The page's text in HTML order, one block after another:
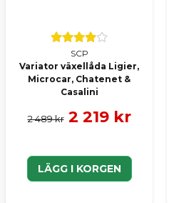
SCP
Variator växellåda Ligier,
Microcar, Chatenet &
Casalini
2 489 kr 2 219 kr
LÄGG I KORGEN